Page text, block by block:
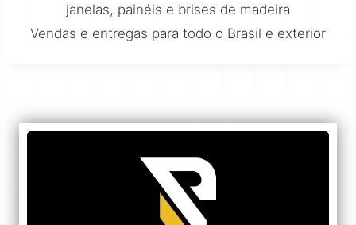
janelas, painéis e brises de madeira
Vendas e entregas para todo o Brasil e exterior